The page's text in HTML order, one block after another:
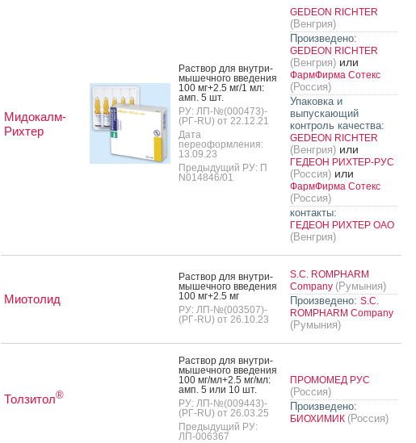
Мидокалм-
Рихтер
Рас­твор для внут­ри­
мышеч­но­го вве­дения
100 мг+2.5 мг/1 мл:
амп. 5 шт.
РУ: ЛП-№(000473)-
(РГ-RU) от 22.12.21
Дата
переоформления:
13.09.23
Предыдущий РУ: П
N014846/01
GEDEON RICHTER
(Венгрия)
Произведено:
GEDEON RICHTER
(Венгрия)или
ФармФирма Сотекс
(Россия)
Упаковка и
выпускающий
контроль качества:
GEDEON RICHTER
(Венгрия)или
ГЕДЕОН РИХТЕР-РУС
(Россия)или
ФармФирма Сотекс
(Россия)
контакты:
ГЕДЕОН РИХТЕР ОАО
(Венгрия)
Миотолид
Рас­твор для внут­ри­
мышеч­но­го вве­дения
100 мг+2.5 мг
РУ: ЛП-№(003507)-
(РГ-RU) от 26.10.23
S.C. ROMPHARM
Company (Румыния)
Произведено: S.C.
ROMPHARM Company
(Румыния)
Толзитол®
Рас­твор для внут­ри­
мышеч­но­го вве­дения
100 мг/мл+2.5 мг/мл:
амп. 5 или 10 шт.
РУ: ЛП-№(009443)-
(РГ-RU) от 26.03.25
Предыдущий РУ:
ЛП-006367
ПРОМОМЕД РУС
(Россия)
Произведено:
БИОХИМИК (Россия)